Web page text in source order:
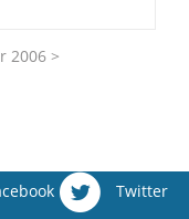
2006 >
Twitter